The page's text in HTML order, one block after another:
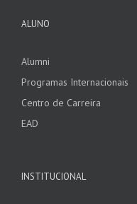
ALUNO
Alumni
Programas Internacionais
Centro de Carreira
EAD
INSTITUCIONAL